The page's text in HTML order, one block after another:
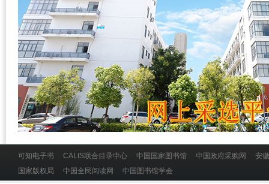
可知电子书 CALIS联合目录中心 中国国家图书馆 中国政府采购网
安
国家版权局
中国全民阅读网 中国图书馆学会